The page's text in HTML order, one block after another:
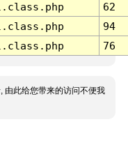
62
94
76
由此给您带来的访问不便我